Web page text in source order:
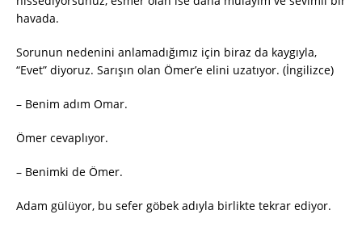
havada.
Sorunun nedenini anlamadığımız için biraz da kaygıyla,
“Evet” diyoruz. Sarışın olan Ömer’e elini uzatıyor. (İngilizce)
– Benim adım Omar.
Ömer cevaplıyor.
– Benimki de Ömer.
Adam gülüyor, bu sefer göbek adıyla birlikte tekrar ediyor.